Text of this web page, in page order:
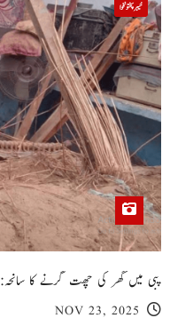
خیبر پختونخوا
پبی میں گھر کی چھت گرنے کا سانحہ: 5 افراد جان کی بازی ہار گئے، 3 زخمی
NOV 23, 2025